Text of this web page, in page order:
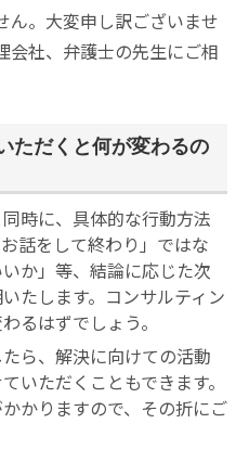
ん。大変申し訳ございませ
会社、弁護士の先生にご相
ただくと何が変わるの
時に、具体的な行動方法
話をして終わり」ではな
か」等、結論に応じた次
たします。コンサルティン
るはずでしょう。
ら、解決に向けての活動
いただくこともできます。
かりますので、その折にご